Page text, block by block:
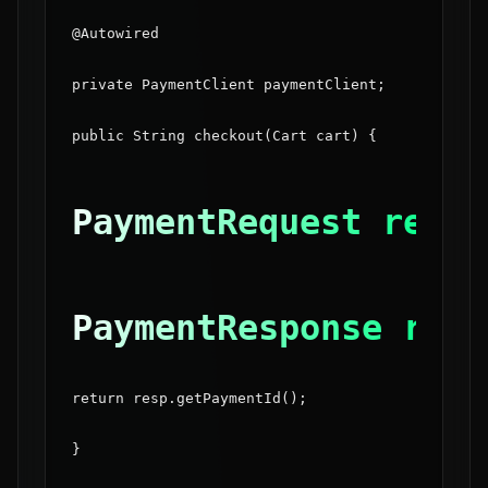
@Autowired
private PaymentClient paymentClient;
public String checkout(Cart cart) {
PaymentRequest
PaymentResponse
return resp.getPaymentId();
}